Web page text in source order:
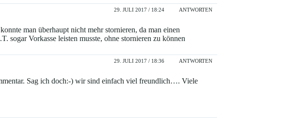
29. JULI 2017 / 18:24 ANTWORTEN
man überhaupt nicht mehr stornieren, da man einen
sogar Vorkasse leisten musste, ohne stornieren zu können
29. JULI 2017 / 18:36 ANTWORTEN
Sag ich doch:-) wir sind einfach viel freundlich…. Viele